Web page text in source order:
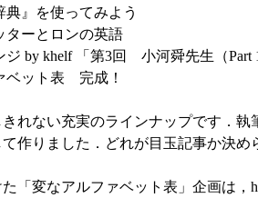
』を使ってみよう
ーとロンの英語
by khelf 「第3回 小河舜先生（Part
ベット表 完成！
れない充実のラインナップです．執
作りました．どれが目玉記事か決
「変なアルファベット表」企画は，